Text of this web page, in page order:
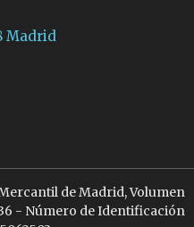
Madrid
de Madrid, Volumen
- Número de Identificación